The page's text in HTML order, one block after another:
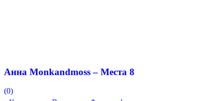
Анна Monkandmoss – Места 8
(0)